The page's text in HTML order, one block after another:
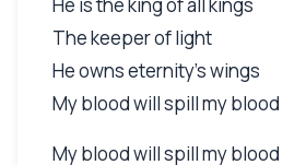
The keeper of light
He owns eternity’s wings
My blood will spill my blood
My blood will spill my blood